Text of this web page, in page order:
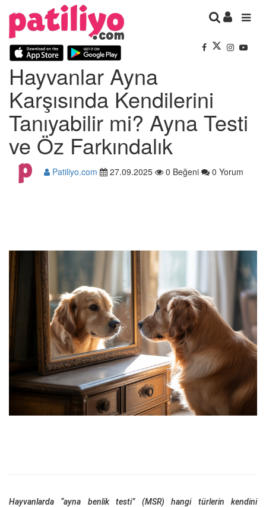
Hayvanlar Ayna
Karşısında Kendilerini
Tanıyabilir mi? Ayna Testi
ve Öz Farkındalık
Patiliyo.com 27.09.2025 0 Beğeni 0 Yorum
Hayvanlarda “ayna benlik testi” (MSR) hangi türlerin kendini